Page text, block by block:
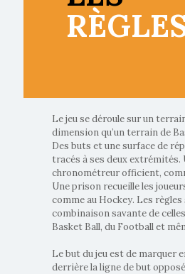
Le jeu se déroule sur un
dimension qu’un terrain de
Des buts et une surface de
tracés à ses deux extrémités.
chronométreur officient,
Une prison recueille les
comme au Hockey. Les
combinaison savante de
Basket Ball, du Football et
Le but du jeu est de marquer
derrière la ligne de but